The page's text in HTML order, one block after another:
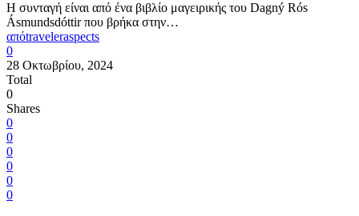
Η συνταγή είναι από ένα βιβλίο μαγειρικής του Dagný Rós
Ásmundsdóttir που βρήκα στην…
απόtraveleraspects
0
28 Οκτωβρίου, 2024
Total
0
Shares
0
0
0
0
0
0